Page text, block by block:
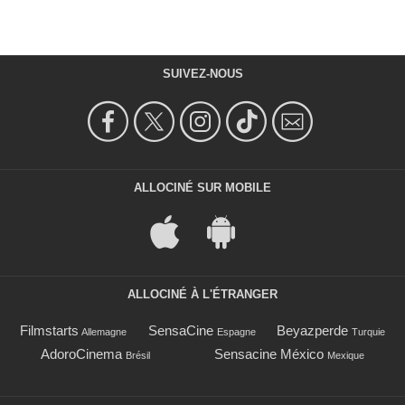
SUIVEZ-NOUS
ALLOCINÉ SUR MOBILE
ALLOCINÉ À L'ÉTRANGER
Filmstarts Allemagne SensaCine Espagne Beyazperde Turquie
AdoroCinema Brésil Sensacine México Mexique